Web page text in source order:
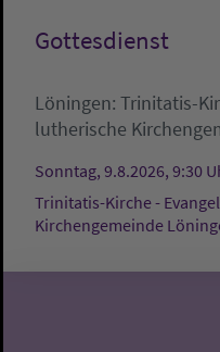
Gottesdienst
Löningen: Trinitatis-
lutherische
Sonntag, 9.8.2026, 9:30
Trinitatis-Kirche -
Kirchengemeinde